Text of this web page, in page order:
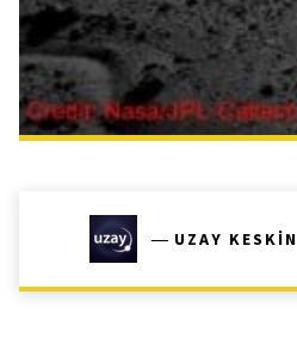
― UZAY KESKIN